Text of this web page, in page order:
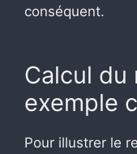
conséquent.
Calcul du
exemple
Pour illustrer le